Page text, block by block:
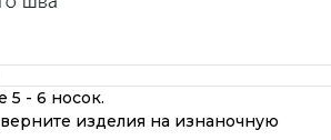
5 - 6 носок.
изделия на изнаночную